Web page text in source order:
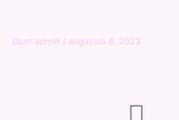
Door admin / augustus 8, 2023